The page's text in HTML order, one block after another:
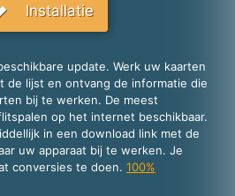
Installatie
update. Werk uw kaarten
de lijst en ontvang de informatie die
bij te werken. De meest
op het internet beschikbaar.
in een download link met de
uw apparaat bij te werken. Je
conversies te doen. 100%